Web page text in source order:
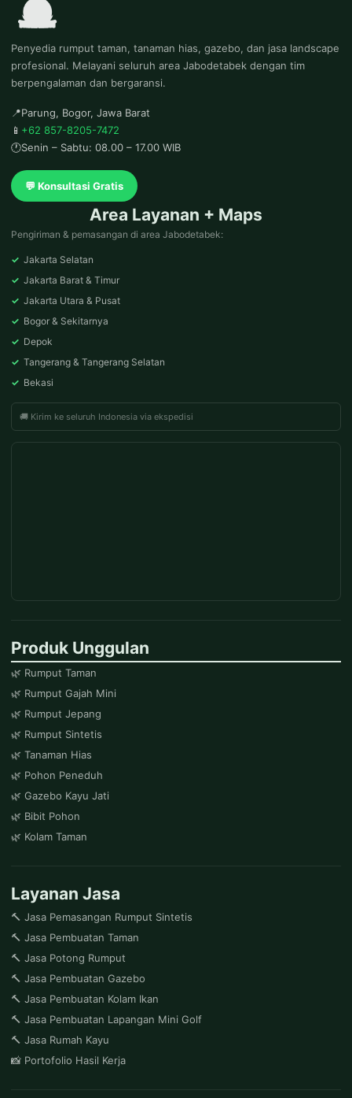
Penyedia rumput taman, tanaman hias, gazebo, dan jasa landscape
profesional. Melayani seluruh area Jabodetabek dengan tim
berpengalaman dan bergaransi.
📍Parung, Bogor, Jawa Barat
📱 +62 857-8205-7472
🕐Senin – Sabtu: 08.00 – 17.00 WIB
💬 Konsultasi Gratis
Area Layanan + Maps
Pengiriman & pemasangan di area Jabodetabek:
✓ Jakarta Selatan
✓ Jakarta Barat & Timur
✓ Jakarta Utara & Pusat
✓ Bogor & Sekitarnya
✓ Depok
✓ Tangerang & Tangerang Selatan
✓ Bekasi
🚚 Kirim ke seluruh Indonesia via ekspedisi
Produk Unggulan
🌿 Rumput Taman
🌿 Rumput Gajah Mini
🌿 Rumput Jepang
🌿 Rumput Sintetis
🌿 Tanaman Hias
🌿 Pohon Peneduh
🌿 Gazebo Kayu Jati
🌿 Bibit Pohon
🌿 Kolam Taman
Layanan Jasa
🔨 Jasa Pemasangan Rumput Sintetis
🔨 Jasa Pembuatan Taman
🔨 Jasa Potong Rumput
🔨 Jasa Pembuatan Gazebo
🔨 Jasa Pembuatan Kolam Ikan
🔨 Jasa Pembuatan Lapangan Mini Golf
🔨 Jasa Rumah Kayu
📸 Portofolio Hasil Kerja